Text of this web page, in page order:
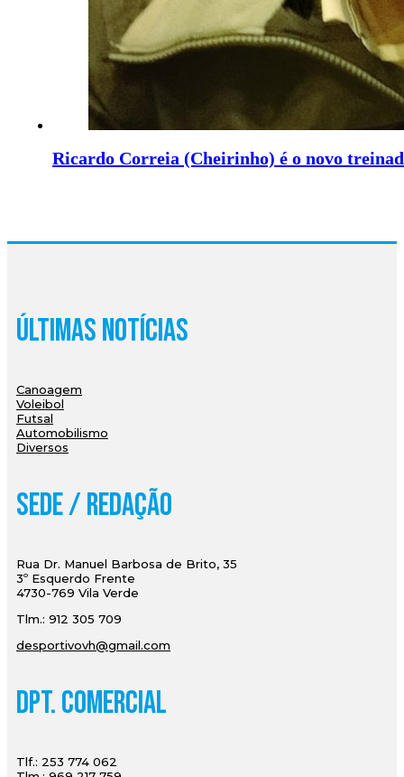
Ricardo Correia (Cheirinho) é o novo
Últimas Notícias
Canoagem
Voleibol
Futsal
Automobilismo
Diversos
Sede / Redação
Rua Dr. Manuel Barbosa de Brito, 35
3º Esquerdo Frente
4730-769 Vila Verde
Tlm.: 912 305 709
desportivovh@gmail.com
Dpt. Comercial
Tlf.: 253 774 062